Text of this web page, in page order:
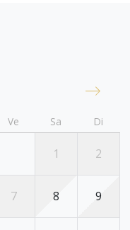
Ve Sa Di
1 2
7 8 9